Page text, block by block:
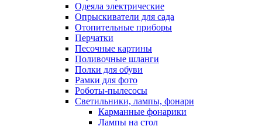
Одеяла электрические
Опрыскиватели для сада
Отопительные приборы
Перчатки
Песочные картины
Поливочные шланги
Полки для обуви
Рамки для фото
Роботы-пылесосы
Светильники, лампы, фонари
Карманные фонарики
Лампы на стол